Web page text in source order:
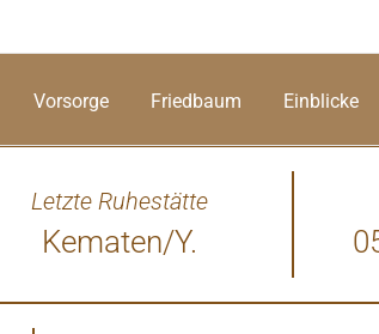
Vorsorge Friedbaum Einblicke
Letzte Ruhestätte
Kematen/Y.